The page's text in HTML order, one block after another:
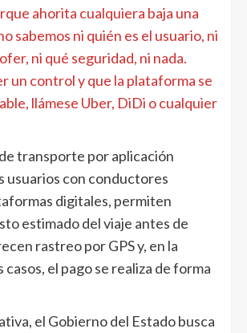
ahorita cualquiera baja una
sabemos ni quién es el usuario, ni
ni qué seguridad, ni nada.
un control y que la plataforma se
llámese Uber, DiDi o cualquier
transporte por aplicación
usuarios con conductores
digitales, permiten
estimado del viaje antes de
rastreo por GPS y, en la
casos, el pago se realiza de forma
el Gobierno del Estado busca